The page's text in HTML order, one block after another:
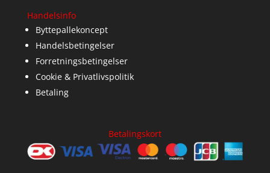
Handelsinfo
Byttepallekoncept
Handelsbetingelser
Forretningsbetingelser
Cookie & Privatlivspolitik
Betaling
Betalingskort